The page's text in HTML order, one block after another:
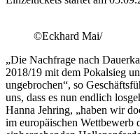
©Eckhard Mai/
„Die Nachfrage nach
2018/19 mit dem Pokalsieg
ungebrochen“, so
uns, dass es nun endlich
Hanna Jehring, „haben wir
im europäischen Wettbewerb